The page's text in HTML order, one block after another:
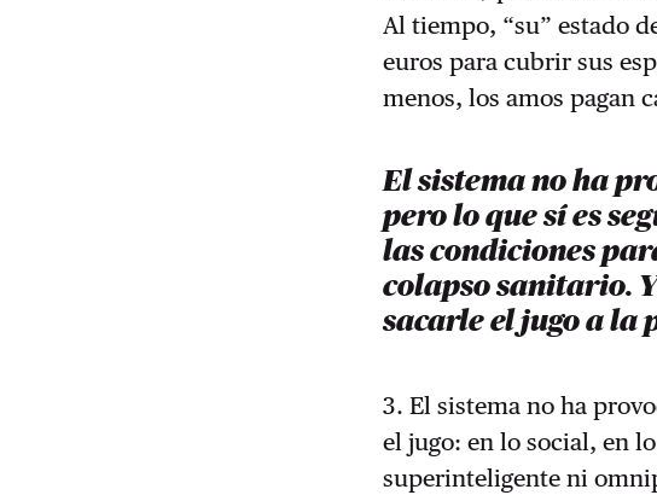
Al tiempo, “su” estado
euros para cubrir sus
menos, los amos pagan
El sistema no ha
pero lo que sí es
las condiciones
colapso sanitario.
sacarle el jugo a la
3. El sistema no ha
el jugo: en lo social, en
superinteligente ni